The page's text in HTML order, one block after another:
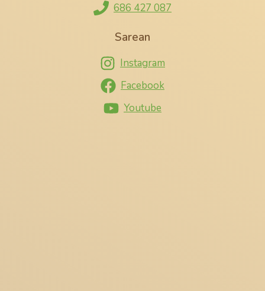
686 427 087
Sarean
Instagram
Facebook
Youtube